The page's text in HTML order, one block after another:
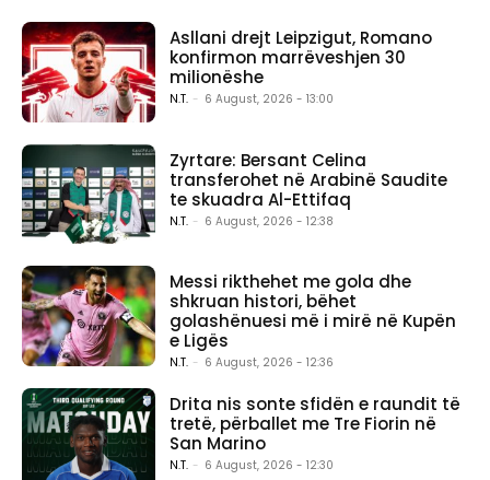
Asllani drejt Leipzigut, Romano
konfirmon marrëveshjen 30
milionëshe
N.T. - 6 August, 2026 - 13:00
Zyrtare: Bersant Celina
transferohet në Arabinë Saudite
te skuadra Al-Ettifaq
N.T. - 6 August, 2026 - 12:38
Messi rikthehet me gola dhe
shkruan histori, bëhet
golashënuesi më i mirë në Kupën
e Ligës
N.T. - 6 August, 2026 - 12:36
Drita nis sonte sfidën e raundit të
tretë, përballet me Tre Fiorin në
San Marino
N.T. - 6 August, 2026 - 12:30